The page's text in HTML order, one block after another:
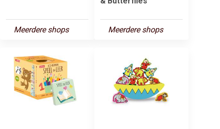
Meerdere shops Meerdere shops